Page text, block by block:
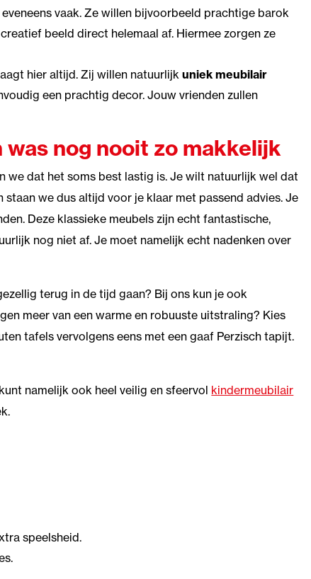
vaak. Ze willen bijvoorbeeld prachtige barok
beeld direct helemaal af. Hiermee zorgen ze
hier altijd. Zij willen natuurlijkuniek meubilair
een prachtig decor. Jouw vrienden zullen
nog nooit zo makkelijk
we dat het soms best lastig is. Je wilt natuurlijk wel dat
staan we dus altijd voor je klaar met passend advies. Je
Deze klassieke meubels zijn echt fantastische,
nog niet af. Je moet namelijk echt nadenken over
terug in de tijd gaan? Bij ons kun je ook
meer van een warme en robuuste uitstraling? Kies
tafels vervolgens eens met een gaaf Perzisch tapijt.
namelijk ook heel veilig en sfeervol kindermeubilair
speelsheid.